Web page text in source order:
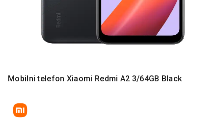
RAČUNARSKE
RAČUNARSKE
PERIFERIJE
Mobilni telefon Xiaomi Redmi A2 3/64GB Black